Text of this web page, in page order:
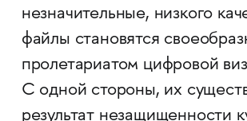
незначительные, низкого
файлы становятся
пролетариатом цифровой
С одной стороны, их
результат незащищенности